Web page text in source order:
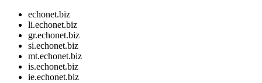
echonet.biz
li.echonet.biz
gr.echonet.biz
si.echonet.biz
mt.echonet.biz
is.echonet.biz
ie.echonet.biz